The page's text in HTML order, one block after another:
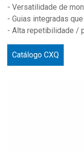
- Versatilidade de
- Guias integradas
- Alta repetibilidade /
Catálogo CXQ